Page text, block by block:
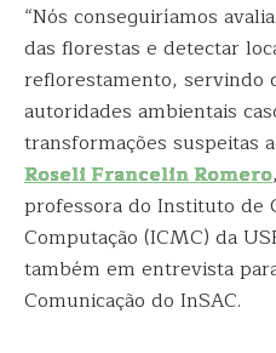
“Nós conseguiríamos
das florestas e detectar
reflorestamento, servindo
autoridades ambientais
transformações suspeitas
Roseli Francelin Romero
professora do Instituto de
Computação (ICMC) da
também em entrevista
Comunicação do InSAC.